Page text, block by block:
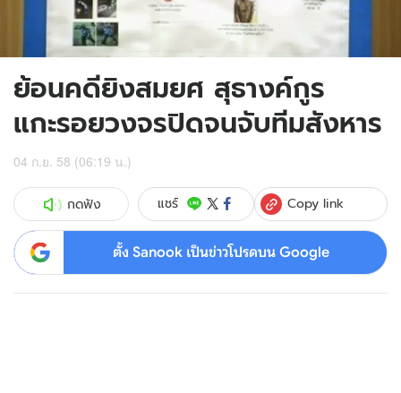
ย้อนคดียิงสมยศ สุธางค์กูร
แกะรอยวงจรปิดจนจับทีมสังหาร
04 ก.ย. 58 (06:19 น.)
กดฟัง แชร์ Copy link
ตั้ง Sanook เป็นข่าวโปรดบน Google